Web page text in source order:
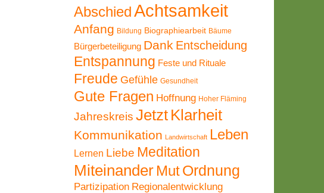
AbschiedAchtsamkeit
Anfang Bildung Biographiearbeit Bäume
Bürgerbeteiligung Dank Entscheidung
Entspannung Feste und Rituale
Freude Gefühle Gesundheit
Gute Fragen Hoffnung Hoher Fläming
Jahreskreis Jetzt Klarheit
Kommunikation Landwirtschaft Leben
Lernen Liebe Meditation
Miteinander MutOrdnung
Partizipation Regionalentwicklung